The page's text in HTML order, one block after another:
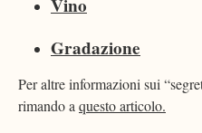
Vino
Gradazione
Per altre informazioni sui
rimando aquesto articolo.